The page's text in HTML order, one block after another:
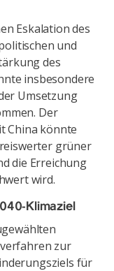
Eskalation des
und
des
insbesondere
Umsetzung
Der
China könnte
grüner
die Erreichung
wird.
Klimaziel
zur
für